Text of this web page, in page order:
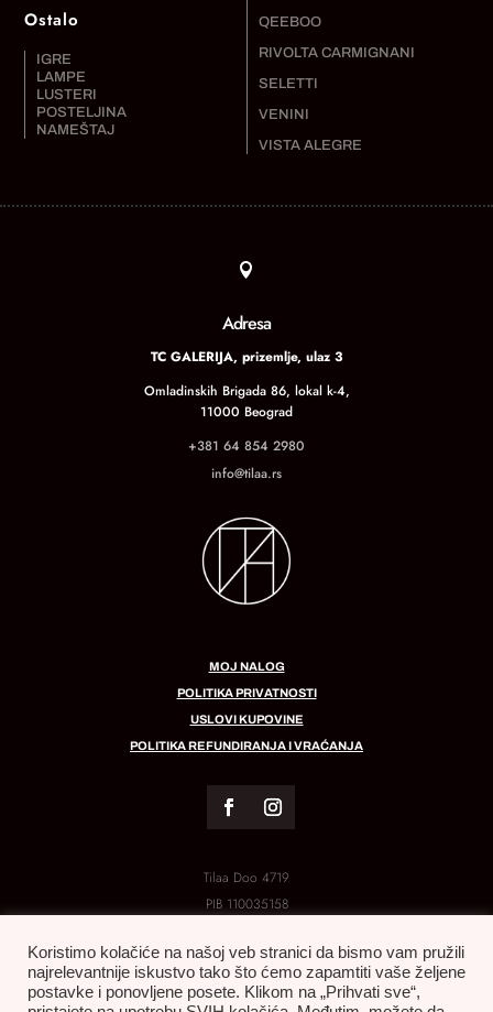
Ostalo
IGRE
LAMPE
LUSTERI
POSTELJINA
NAMEŠTAJ
QEEBOO
RIVOLTA CARMIGNANI
SELETTI
VENINI
VISTA ALEGRE

Adresa
TC GALERIJA, prizemlje, ulaz 3
Omladinskih Brigada 86, lokal k-4,
11000 Beograd
+381 64 854 2980
info@tilaa.rs
MOJ NALOG
POLITIKA PRIVATNOSTI
USLOVI KUPOVINE
POLITIKA REFUNDIRANJA I VRAĆANJA
Tilaa Doo 4719
PIB 110035158
Koristimo kolačiće na našoj veb stranici da bismo vam pružili
najrelevantnije iskustvo tako što ćemo zapamtiti vaše željene
postavke i ponovljene posete. Klikom na „Prihvati sve“,